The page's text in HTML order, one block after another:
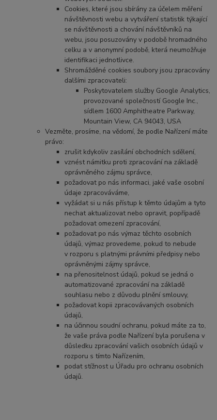
Cookies, které jsou sbírány za účelem měření
návštěvnosti webu a vytváření statistik týkající
se návštěvnosti a chování návštěvníků na
webu, jsou posuzovány v podobě hromadného
celku a v anonymní podobě, která neumožňuje
identifikaci jednotlivce.
Shromážděné cookies soubory jsou zpracovány
dalšími zpracovateli:
Poskytovatelem služby Google Analytics,
provozované společností Google Inc.,
sídlem 1600 Amphitheatre Parkway,
Mountain View, CA 94043, USA
Vezměte, prosíme, na vědomí, že podle Nařízení máte
právo:
zrušit kdykoliv zasílání obchodních sdělení,
vznést námitku proti zpracování na základě
oprávněného zájmu správce,
požadovat po nás informaci, jaké vaše osobní
údaje zpracováváme,
vyžádat si u nás přístup k těmto údajům a tyto
nechat aktualizovat nebo opravit, popřípadě
požadovat omezení zpracování,
požadovat po nás výmaz těchto osobních
údajů, výmaz provedeme, pokud to nebude
v rozporu s platnými právními předpisy nebo
oprávněnými zájmy správce,
na přenositelnost údajů, pokud se jedná o
automatizované zpracování na základě
souhlasu nebo z důvodu plnění smlouvy,
požadovat kopii zpracovávaných osobních
údajů,
na účinnou soudní ochranu, pokud máte za to,
že vaše práva podle Nařízení byla porušena v
důsledku zpracování vašich osobních údajů v
rozporu s tímto Nařízením,
podat stížnost u Úřadu pro ochranu osobních
údajů.